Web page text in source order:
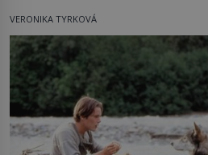
VERONIKA TYRKOVÁ